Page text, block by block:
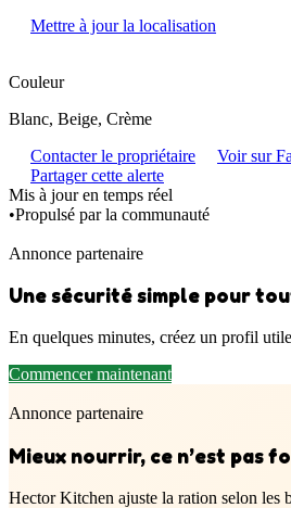
Mettre à jour la localisation
Couleur
Blanc, Beige, Crème
Contacter le propriétaire
Voir sur
Partager cette alerte
Mis à jour en temps réel
•Propulsé par la communauté
Annonce partenaire
Une sécurité simple pour
En quelques minutes, créez un profil
Commencer maintenant
Annonce partenaire
Mieux nourrir, ce n’est pas
Hector Kitchen ajuste la ration selon les